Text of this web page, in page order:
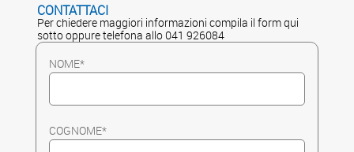
CONTATTACI
Per chiedere maggiori informazioni compila il form qui
sotto oppure telefona allo 041 926084
NOME*
COGNOME*